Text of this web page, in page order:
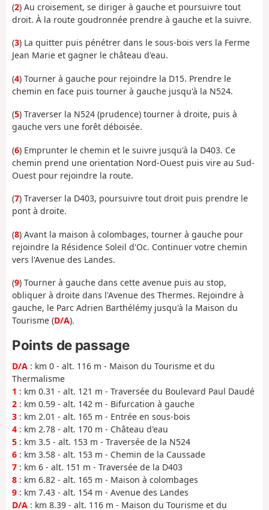
(2) Au croisement, se diriger à gauche et poursuivre tout
droit. À la route goudronnée prendre à gauche et la suivre.
(3) La quitter puis pénétrer dans le sous-bois vers la Ferme
Jean Marie et gagner le château d'eau.
(4) Tourner à gauche pour rejoindre la D15. Prendre le
chemin en face puis tourner à gauche jusqu'à la N524.
(5) Traverser la N524 (prudence) tourner à droite, puis à
gauche vers une forêt déboisée.
(6) Emprunter le chemin et le suivre jusqu'à la D403. Ce
chemin prend une orientation Nord-Ouest puis vire au Sud-
Ouest pour rejoindre la route.
(7) Traverser la D403, poursuivre tout droit puis prendre le
pont à droite.
(8) Avant la maison à colombages, tourner à gauche pour
rejoindre la Résidence Soleil d'Oc. Continuer votre chemin
vers l'Avenue des Landes.
(9) Tourner à gauche dans cette avenue puis au stop,
obliquer à droite dans l'Avenue des Thermes. Rejoindre à
gauche, le Parc Adrien Barthélémy jusqu'à la Maison du
Tourisme (D/A).
Points de passage
D/A : km 0 - alt. 116 m - Maison du Tourisme et du
Thermalisme
1 : km 0.31 - alt. 121 m - Traversée du Boulevard Paul Daudé
2 : km 0.59 - alt. 142 m - Bifurcation à gauche
3 : km 2.01 - alt. 165 m - Entrée en sous-bois
4 : km 2.78 - alt. 170 m - Château d'eau
5 : km 3.5 - alt. 153 m - Traversée de la N524
6 : km 3.58 - alt. 153 m - Chemin de la Caussade
7 : km 6 - alt. 151 m - Traversée de la D403
8 : km 6.82 - alt. 165 m - Maison à colombages
9 : km 7.43 - alt. 154 m - Avenue des Landes
D/A : km 8.39 - alt. 116 m - Maison du Tourisme et du